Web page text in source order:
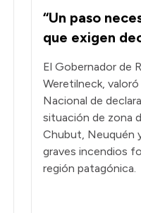
“Un paso
que exigen
El Gobernador de
Weretilneck,
Nacional de
situación de zona
Chubut, Neuquén
graves incendios
región patagónica.